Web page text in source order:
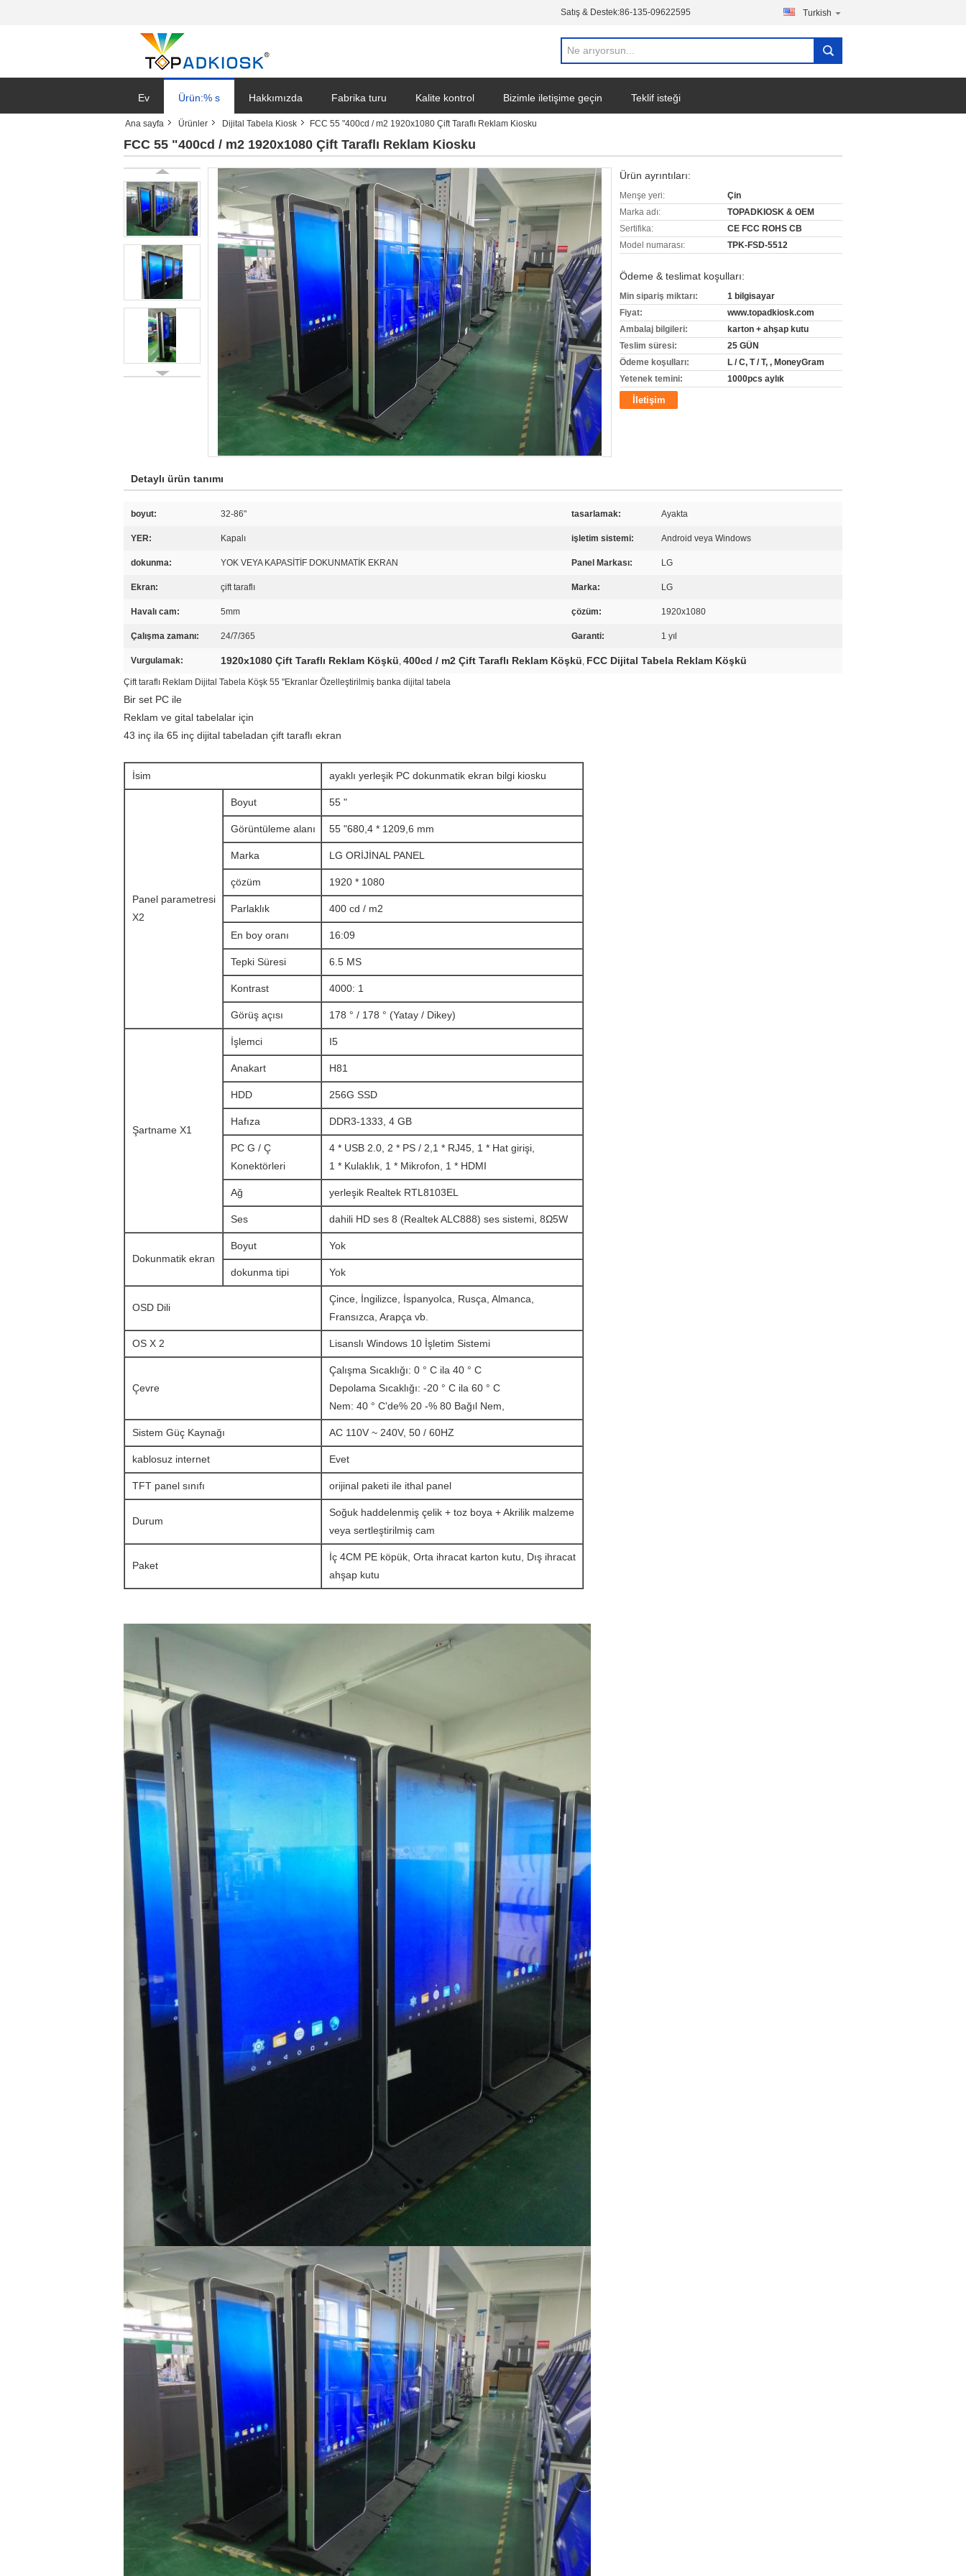
Satış & Destek:86-135-09622595 Turkish
Ev Ürün:% s Hakkımızda Fabrika turu Kalite kontrol Bizimle iletişime geçin Teklif isteği
Ana sayfa Ürünler Dijital Tabela Kiosk FCC 55 "400cd / m2 1920x1080 Çift Taraflı Reklam Kiosku
FCC 55 "400cd / m2 1920x1080 Çift Taraflı Reklam Kiosku
Ürün ayrıntıları:
Menşe yeri:
Çin
Marka adı:
TOPADKIOSK & OEM
Sertifika:
CE FCC ROHS CB
Model numarası:
TPK-FSD-5512
Ödeme & teslimat koşulları:
Min sipariş miktarı:
1 bilgisayar
Fiyat:
www.topadkiosk.com
Ambalaj bilgileri:
karton + ahşap kutu
Teslim süresi:
25 GÜN
Ödeme koşulları:
L / C, T / T, , MoneyGram
Yetenek temini:
1000pcs aylık
İletişim
Detaylı ürün tanımı
boyut: 32-86" tasarlamak: Ayakta
YER: Kapalı işletim sistemi: Android veya Windows
dokunma: YOK VEYA KAPASİTİF DOKUNMATİK EKRAN Panel Markası: LG
Ekran: çift ​​taraflı Marka: LG
Havalı cam: 5mm çözüm: 1920x1080
Çalışma zamanı: 24/7/365 Garanti: 1 yıl
Vurgulamak: 1920x1080 Çift Taraflı Reklam Köşkü, 400cd / m2 Çift Taraflı Reklam Köşkü, FCC Dijital Tabela Reklam Köşkü
Çift taraflı Reklam Dijital Tabela Köşk 55 "Ekranlar Özelleştirilmiş banka dijital tabela
Bir set PC ile
Reklam ve gital tabelalar için
43 inç ila 65 inç dijital tabeladan çift taraflı ekran
İsim ayaklı yerleşik PC dokunmatik ekran bilgi kiosku
Panel parametresi
X2
Boyut 55 "
Görüntüleme alanı 55 "680,4 * 1209,6 mm
Marka LG ORİJİNAL PANEL
çözüm 1920 * 1080
Parlaklık 400 cd / m2
En boy oranı 16:09
Tepki Süresi 6.5 MS
Kontrast 4000: 1
Görüş açısı 178 ° / 178 ° (Yatay / Dikey)
Şartname X1
İşlemci I5
Anakart H81
HDD 256G SSD
Hafıza DDR3-1333, 4 GB
PC G / Ç
Konektörleri
4 * USB 2.0, 2 * PS / 2,1 * RJ45, 1 * Hat girişi,
1 * Kulaklık, 1 * Mikrofon, 1 * HDMI
Ağ yerleşik Realtek RTL8103EL
Ses dahili HD ses 8 (Realtek ALC888) ses sistemi, 8Ω5W
Dokunmatik ekran
Boyut Yok
dokunma tipi Yok
OSD Dili
Çince, İngilizce, İspanyolca, Rusça, Almanca,
Fransızca, Arapça vb.
OS X 2 Lisanslı Windows 10 İşletim Sistemi
Çevre
Çalışma Sıcaklığı: 0 ° C ila 40 ° C
Depolama Sıcaklığı: -20 ° C ila 60 ° C
Nem: 40 ° C'de% 20 -% 80 Bağıl Nem,
Sistem Güç Kaynağı AC 110V ~ 240V, 50 / 60HZ
kablosuz internet Evet
TFT panel sınıfı orijinal paketi ile ithal panel
Durum
Soğuk haddelenmiş çelik + toz boya + Akrilik malzeme
veya sertleştirilmiş cam
Paket
İç 4CM PE köpük, Orta ihracat karton kutu, Dış ihracat
ahşap kutu